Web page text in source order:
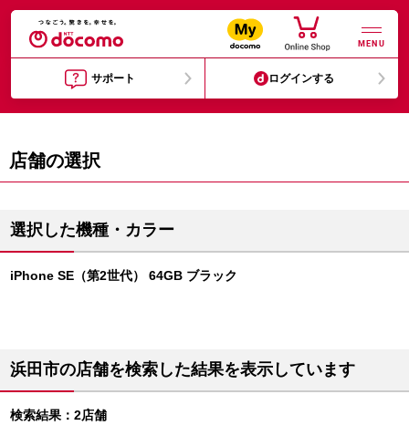
MENU
サポート ログインする
店舗の選択
選択した機種・カラー
iPhone SE（第2世代） 64GB ブラック
浜田市の店舗を検索した結果を表示しています
検索結果：2店舗